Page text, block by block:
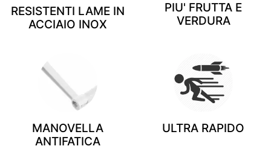
RESISTENTI LAME IN
ACCIAIO INOX
PIU' FRUTTA E
VERDURA
MANOVELLA
ANTIFATICA
ULTRA RAPIDO